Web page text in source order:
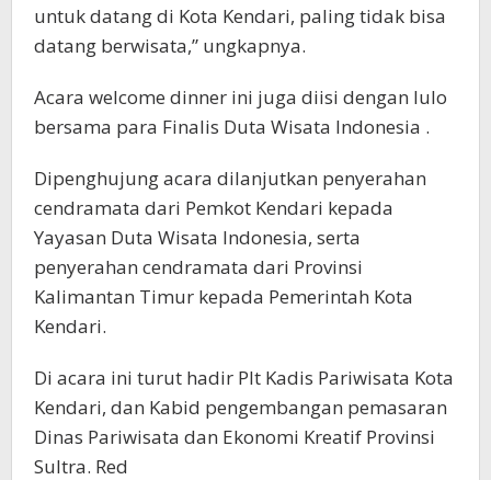
untuk datang di Kota Kendari, paling tidak bisa
datang berwisata,” ungkapnya.
Acara welcome dinner ini juga diisi dengan lulo
bersama para Finalis Duta Wisata Indonesia .
Dipenghujung acara dilanjutkan penyerahan
cendramata dari Pemkot Kendari kepada
Yayasan Duta Wisata Indonesia, serta
penyerahan cendramata dari Provinsi
Kalimantan Timur kepada Pemerintah Kota
Kendari.
Di acara ini turut hadir Plt Kadis Pariwisata Kota
Kendari, dan Kabid pengembangan pemasaran
Dinas Pariwisata dan Ekonomi Kreatif Provinsi
Sultra. Red